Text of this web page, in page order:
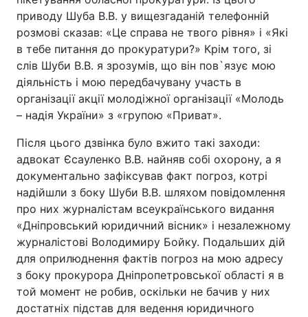
Лонгріди
Відео з Youtube Статті
Інтерв'ю Думки
Архів Вакансії
Контакти
Послуги
приводу Шуба В.В. у вищезгаданій телефонній
розмові сказав: «Це справа не твого рівня» і «Які
в тебе питання до прокуратури?» Крім того, зі
слів Шуби В.В. я зрозумів, що він пов`язує мою
діяльність і мою передбачувану участь в
організації акції молодіжної організації «Молодь
– надія України» з «групою «Приват».
Після цього дзвінка було вжито такі заходи:
адвокат Єсауленко В.В. найняв собі охорону, а я
документально зафіксував факт погроз, котрі
надійшли з боку Шуби В.В. шляхом повідомлення
про них журналістам всеукраїнського видання
«Дніпровський юридичний вісник» і незалежному
журналістові Володимиру Бойку. Подальших дій
для оприлюднення фактів погроз на мою адресу
з боку прокурора Дніпропетровської області я в
той момент не робив, оскільки не бачив у них
достатніх підстав для ведення юридичного